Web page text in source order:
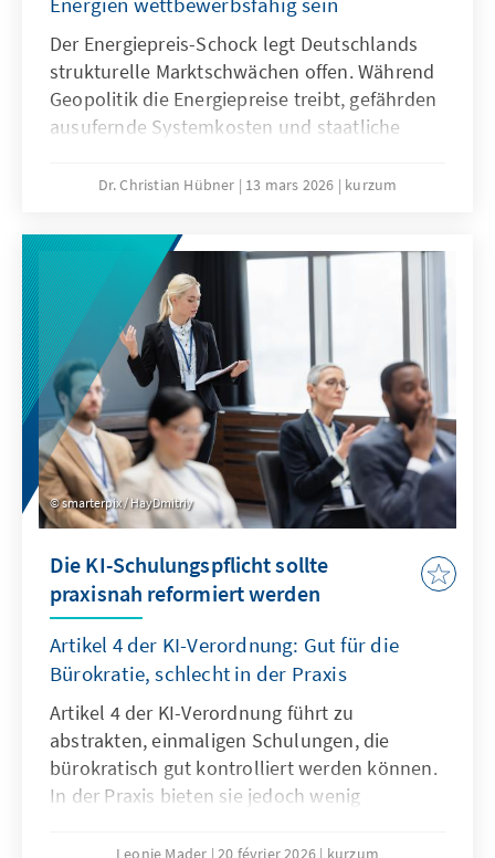
Der Energiepreis-Schock legt Deutschlands
strukturelle Marktschwächen offen. Während
Geopolitik die Energiepreise treibt, gefährden
ausufernde Systemkosten und staatliche
resiliente Energiewende wirkt dem entgegen
wettbewerbsfähig. So lässt sich unser
Industriestandort sichern und verhindert,
dass Klimaschutz durch den Verlust
wertvoller Wertschöpfung erkauft wird.
Dr. Christian Hübner 13 mars 2026 kurzum
smarterpix / HayDmitriy
Die KI-Schulungspflicht sollte
praxisnah reformiert werden
Artikel 4 der KI-Verordnung: Gut für die
Bürokratie, schlecht in der Praxis
Artikel 4 der KI-Verordnung führt zu
abstrakten, einmaligen Schulungen, die
bürokratisch gut kontrolliert werden können.
In der Praxis bieten sie jedoch wenig
agile, sektorale Lehr- und Lernangebote. Der